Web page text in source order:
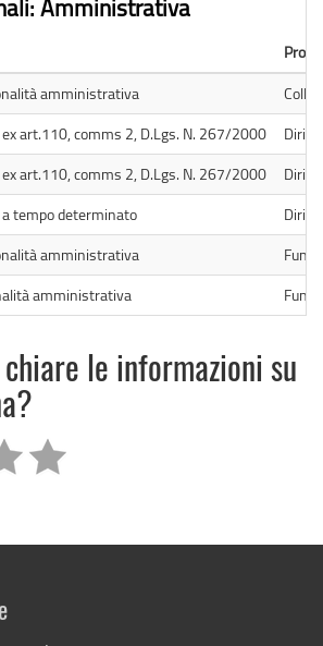
Amministrativa
amministrativa
art.110, comms 2, D.Lgs. N. 267/2000
art.110, comms 2, D.Lgs. N. 267/2000
tempo determinato
amministrativa
amministrativa
chiare le informazioni su